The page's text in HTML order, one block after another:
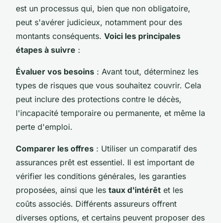
est un processus qui, bien que non obligatoire,
peut s'avérer judicieux, notamment pour des
montants conséquents. Voici les principales
étapes à suivre :
Évaluer vos besoins : Avant tout, déterminez les
types de risques que vous souhaitez couvrir. Cela
peut inclure des protections contre le décès,
l'incapacité temporaire ou permanente, et même la
perte d'emploi.
Comparer les offres : Utiliser un comparatif des
assurances prêt est essentiel. Il est important de
vérifier les conditions générales, les garanties
proposées, ainsi que les taux d'intérêt et les
coûts associés. Différents assureurs offrent
diverses options, et certains peuvent proposer des